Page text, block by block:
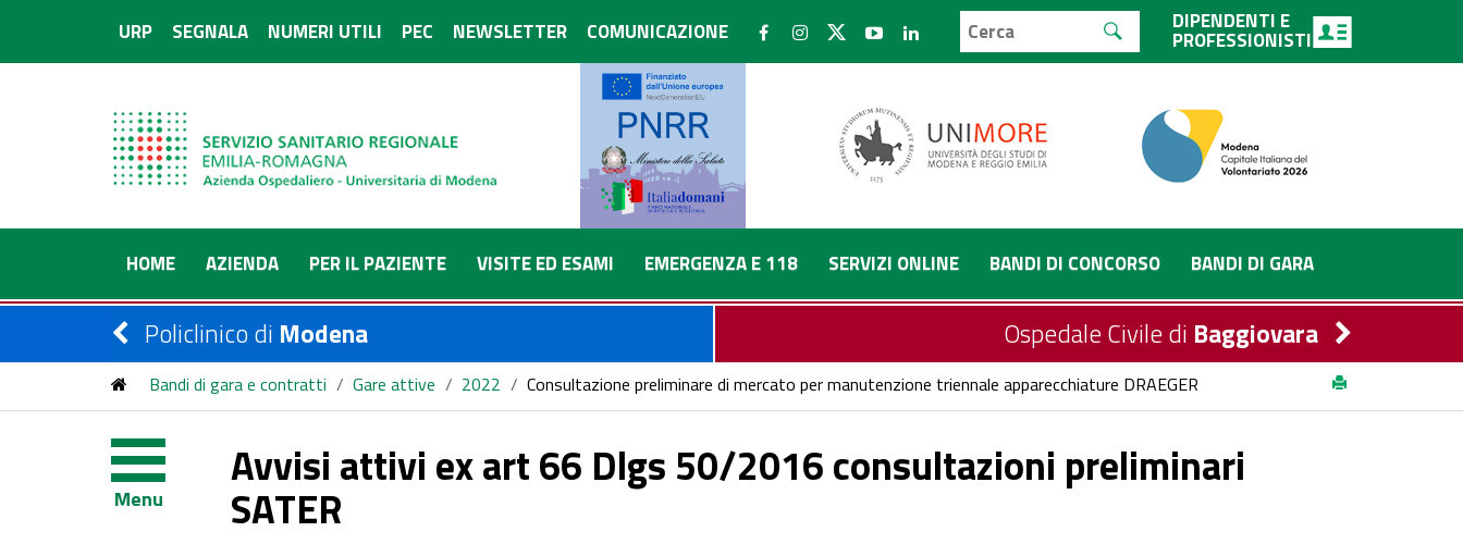
URP SEGNALA NUMERI UTILI PEC NEWSLETTER COMUNICAZIONE DIPENDENTI E
PROFESSIONISTI
HOME AZIENDA PER IL PAZIENTE VISITE ED ESAMI EMERGENZA E 118 SERVIZI ONLINE BANDI DI CONCORSO BANDI DI GARA
Policlinico di Modena Ospedale Civile di Baggiovara
Bandi di gara e contratti / Gare attive / 2022 / Consultazione preliminare di mercato per manutenzione triennale apparecchiature DRAEGER
Menu
Avvisi attivi ex art 66 Dlgs 50/2016 consultazioni preliminari
SATER